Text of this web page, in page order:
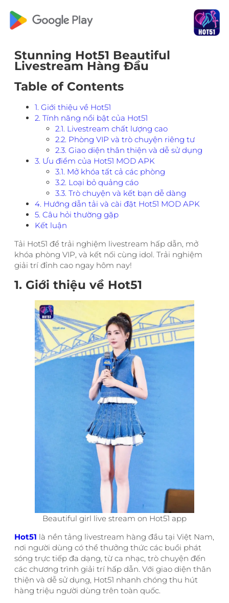
Stunning Hot51 Beautiful
Livestream Hàng Đầu
Table of Contents
1. Giới thiệu về Hot51
2. Tính năng nổi bật của Hot51
2.1. Livestream chất lượng cao
2.2. Phòng VIP và trò chuyện riêng tư
2.3. Giao diện thân thiện và dễ sử dụng
3. Ưu điểm của Hot51 MOD APK
3.1. Mở khóa tất cả các phòng
3.2. Loại bỏ quảng cáo
3.3. Trò chuyện và kết bạn dễ dàng
4. Hướng dẫn tải và cài đặt Hot51 MOD APK
5. Câu hỏi thường gặp
Kết luận
Tải Hot51 để trải nghiệm livestream hấp dẫn, mở
khóa phòng VIP, và kết nối cùng idol. Trải nghiệm
giải trí đỉnh cao ngay hôm nay!
1. Giới thiệu về Hot51
Beautiful girl live stream on Hot51 app
Hot51 là nền tảng livestream hàng đầu tại Việt Nam,
nơi người dùng có thể thưởng thức các buổi phát
sóng trực tiếp đa dạng, từ ca nhạc, trò chuyện đến
các chương trình giải trí hấp dẫn. Với giao diện thân
thiện và dễ sử dụng, Hot51 nhanh chóng thu hút
hàng triệu người dùng trên toàn quốc.